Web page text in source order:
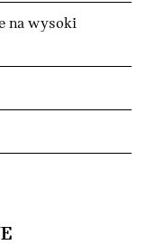
na wysoki